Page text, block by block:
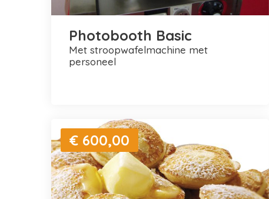
Photobooth Basic
met stroopwafelmachine met
personeel
€ 600,00